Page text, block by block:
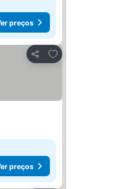
preços
Partilhar
Adicionar aos favoritos
preços